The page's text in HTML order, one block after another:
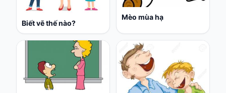
Biết vẽ thế nào?
Mèo mùa hạ